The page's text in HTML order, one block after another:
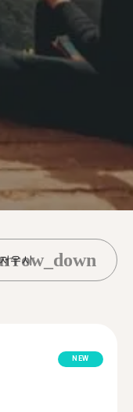
우시
NEW